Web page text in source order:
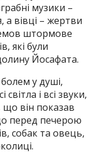
музики –
а вівці – жертви
штормове
які були
Йосафата.
у душі,
і всі звуки,
він показав
перед печерою
собак та овець,